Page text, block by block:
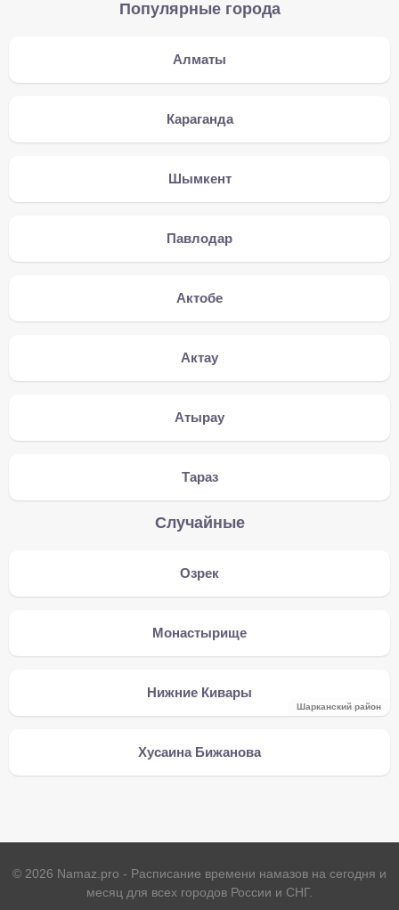
Популярные города
Алматы
Караганда
Шымкент
Павлодар
Актобе
Актау
Атырау
Тараз
Случайные
Озрек
Монастырище
Нижние Кивары
Шарканский район
Хусаина Бижанова
© 2026 Namaz.pro - Расписание времени намазов на сегодня и
месяц для всех городов России и СНГ.